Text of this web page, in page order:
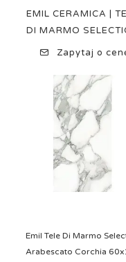
EMIL CERAMICA |
DI MARMO
Zapytaj o
Emil Tele Di Marmo
Arabescato Corchia